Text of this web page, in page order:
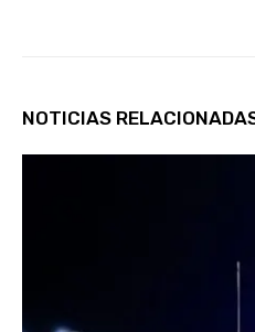
NOTICIAS